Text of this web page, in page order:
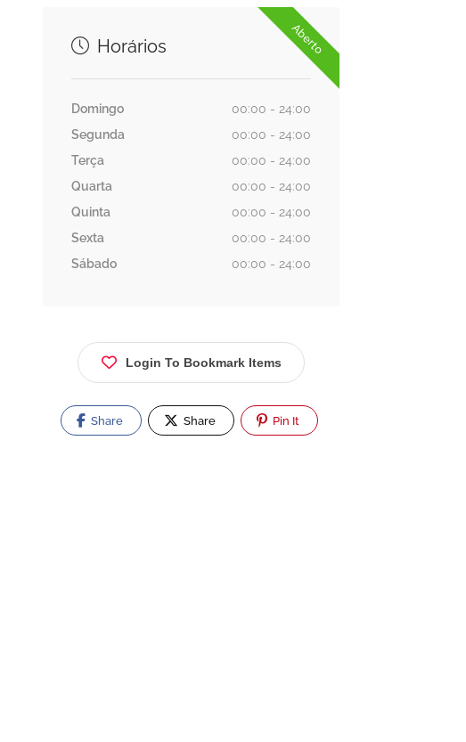
Aberto
Horários
Domingo
00:00 - 24:00
Segunda
00:00 - 24:00
Terça
00:00 - 24:00
Quarta
00:00 - 24:00
Quinta
00:00 - 24:00
Sexta
00:00 - 24:00
Sábado
00:00 - 24:00
Login To Bookmark Items
Share Share Pin It